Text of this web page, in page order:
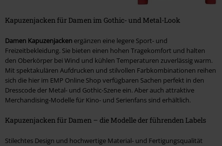
Kapuzenjacken für Damen im Gothic- und Metal-Look
Damen Kapuzenjacken ergänzen eine legere Sport- und
Freizeitbekleidung. Sie bieten einen hohen Tragekomfort und halten
den Oberkörper bei Wind und kühlen Temperaturen zuverlässig warm.
Mit spektakulären Aufdrucken und stilvollen Farbkombinationen reihen
sich die hier im EMP Online Shop verfügbaren Sachen perfekt in den
Dresscode der Metal- und Gothic-Szene ein. Aber auch attraktive
Merchandising-Modelle für Kino- und Serienfans sind erhältlich.
Kapuzenjacken für Damen – die Modelle der führenden Labels
Stilechtes Design und hochwertige Material- und Fertigungsqualität